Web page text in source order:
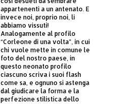
appartenenti a un antenato. E
invece noi, proprio noi, li
abbiamo vissuti!
Analogamente al profilo
“Corleone di una volta”, in cui
chi vuole mette in comune le
foto del nostro paese, in
questo neonato profilo
ciascuno scriva i suoi flash
come sa, e ognuno si astenga
dal giudicare la forma e la
perfezione stilistica dello